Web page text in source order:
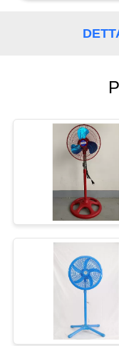
PRIVACY
POLICY